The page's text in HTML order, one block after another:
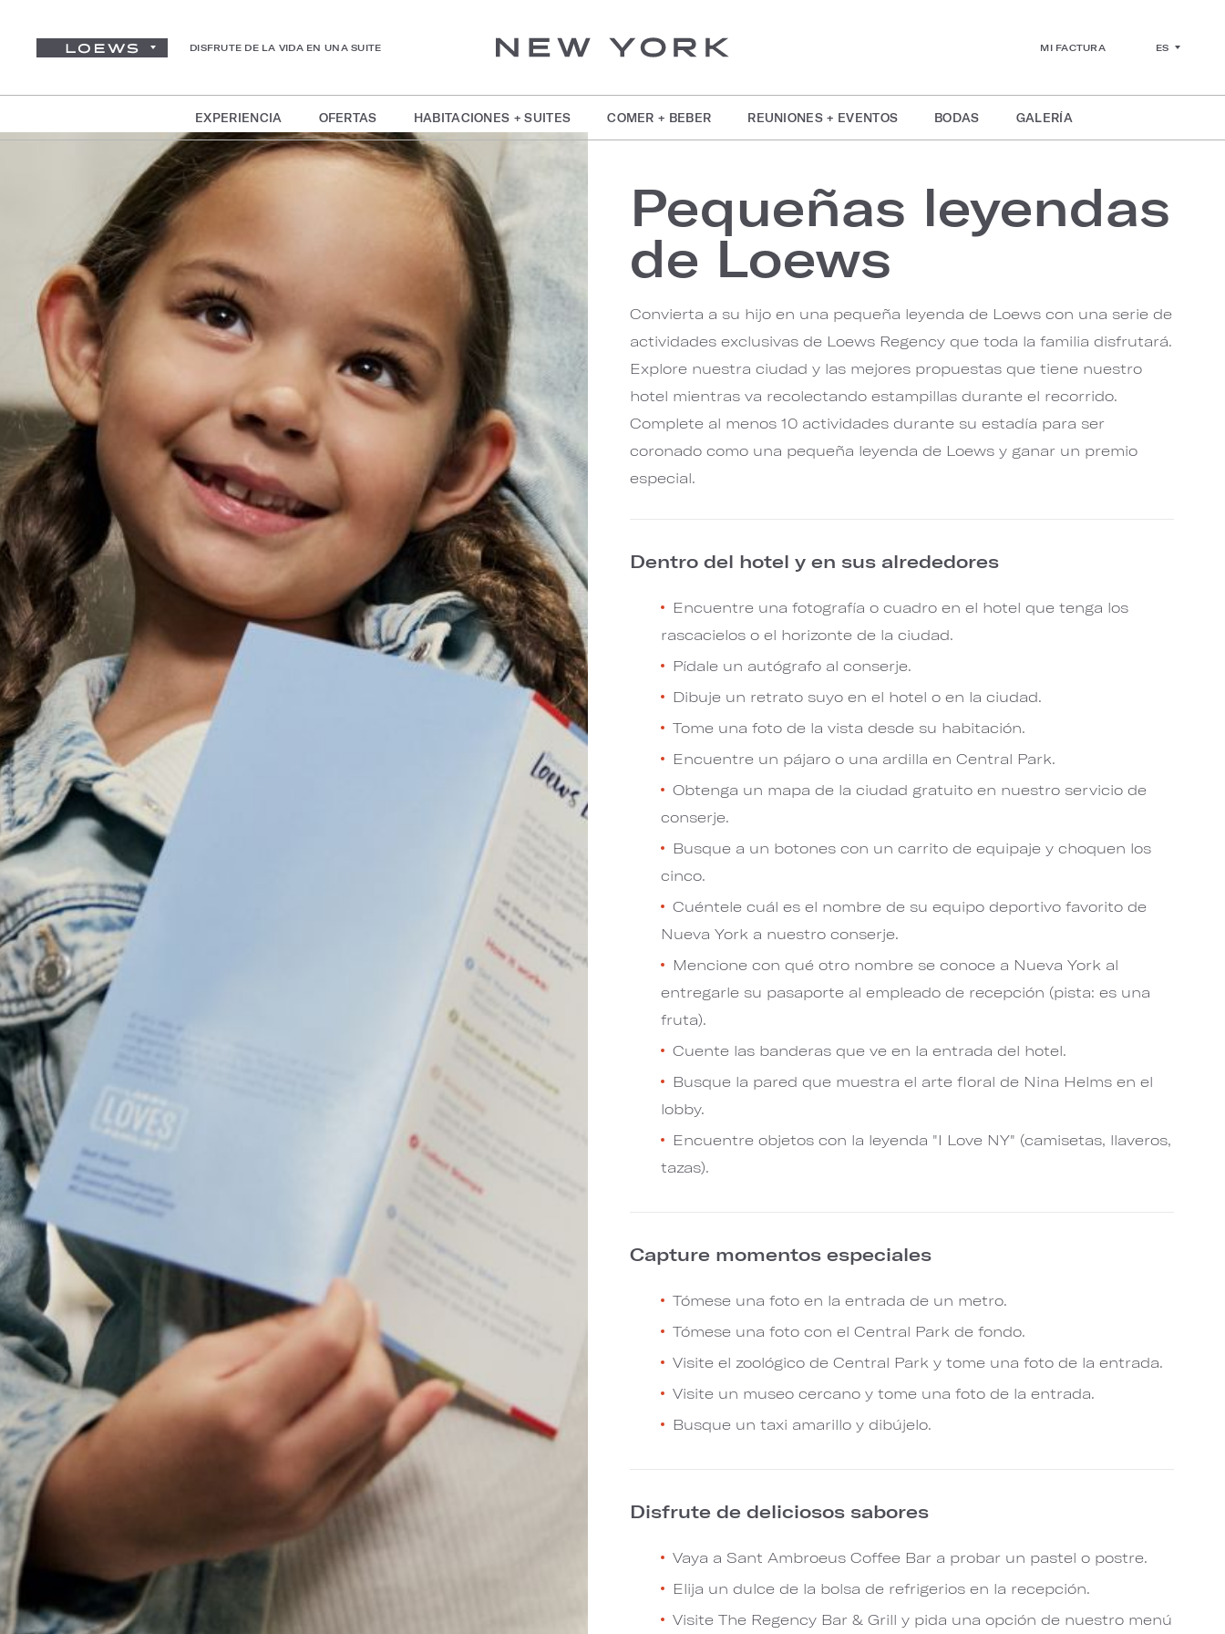
DISFRUTE DE LA VIDA EN UNA SUITE MI FACTURA ES
EXPERIENCIA OFERTAS HABITACIONES + SUITES COMER + BEBER REUNIONES + EVENTOS BODAS GALERÍA
Pequeñas leyendas
de Loews
Convierta a su hijo en una pequeña leyenda de Loews con una serie de
actividades exclusivas de Loews Regency que toda la familia disfrutará.
Explore nuestra ciudad y las mejores propuestas que tiene nuestro
hotel mientras va recolectando estampillas durante el recorrido.
Complete al menos 10 actividades durante su estadía para ser
coronado como una pequeña leyenda de Loews y ganar un premio
especial.
Dentro del hotel y en sus alrededores
Encuentre una fotografía o cuadro en el hotel que tenga los
rascacielos o el horizonte de la ciudad.
Pídale un autógrafo al conserje.
Dibuje un retrato suyo en el hotel o en la ciudad.
Tome una foto de la vista desde su habitación.
Encuentre un pájaro o una ardilla en Central Park.
Obtenga un mapa de la ciudad gratuito en nuestro servicio de
conserje.
Busque a un botones con un carrito de equipaje y choquen los
cinco.
Cuéntele cuál es el nombre de su equipo deportivo favorito de
Nueva York a nuestro conserje.
Mencione con qué otro nombre se conoce a Nueva York al
entregarle su pasaporte al empleado de recepción (pista: es una
fruta).
Cuente las banderas que ve en la entrada del hotel.
Busque la pared que muestra el arte floral de Nina Helms en el
lobby.
Encuentre objetos con la leyenda "I Love NY" (camisetas, llaveros,
tazas).
Capture momentos especiales
Tómese una foto en la entrada de un metro.
Tómese una foto con el Central Park de fondo.
Visite el zoológico de Central Park y tome una foto de la entrada.
Visite un museo cercano y tome una foto de la entrada.
Busque un taxi amarillo y dibújelo.
Disfrute de deliciosos sabores
Vaya a Sant Ambroeus Coffee Bar a probar un pastel o postre.
Elija un dulce de la bolsa de refrigerios en la recepción.
Visite The Regency Bar & Grill y pida una opción de nuestro menú